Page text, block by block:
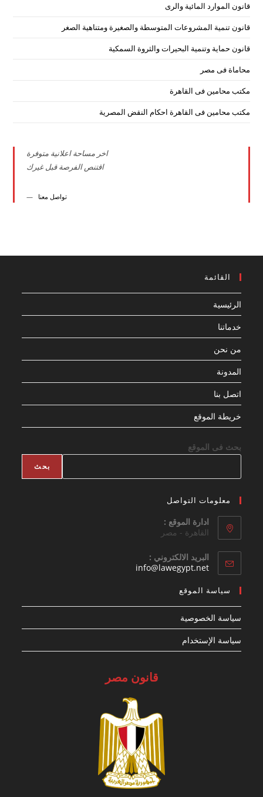
قانون الموارد المائية والرى
قانون تنمية المشروعات المتوسطة والصغيرة ومتناهية الصغر
قانون حماية وتنمية البحيرات والثروة السمكية
محاماة فى مصر
مكتب محامين فى القاهرة
مكتب محامين فى القاهرة احكام النقض المصرية
اخر مساحة اعلانية متوفرة
اقتنص الفرصة قبل غيرك
تواصل معنا
القائمة
الرئيسية
خدماتنا
من نحن
المدونة
اتصل بنا
خريطة الموقع
بحث فى الموقع
بحث
معلومات التواصل
ادارة الموقع :
القاهرة - مصر
البريد الالكتروني :
info@lawegypt.net
سياسة الموقع
سياسة الخصوصية
سياسة الإستخدام
قانون مصر